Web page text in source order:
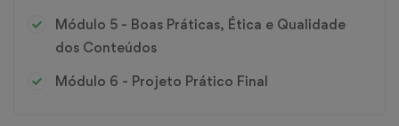
Módulo 5 - Boas Práticas, Ética e Qualidade
dos Conteúdos
Módulo 6 - Projeto Prático Final